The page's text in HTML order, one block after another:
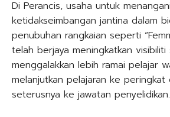
Di Perancis, usaha untuk menangani
ketidakseimbangan jantina dalam
penubuhan rangkaian seperti
telah berjaya meningkatkan
menggalakkan lebih ramai pelajar
melanjutkan pelajaran ke
seterusnya ke jawatan penyelidikan.